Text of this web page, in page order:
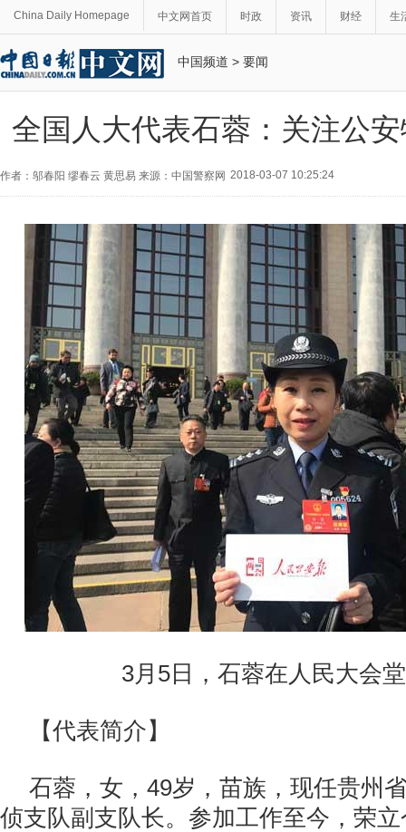
China Daily Homepage 中文网首页 时政 资讯 财经 生
中国频道 > 要闻
全国人大代表石蓉：关注公
作者：邬春阳 缪春云 黄思易 来源：中国警察网 2018-03-07 10:25:24
3月5日，石蓉在人民大会堂
【代表简介】
石蓉，女，49岁，苗族，现任贵州
侦支队副支队长。参加工作至今，荣